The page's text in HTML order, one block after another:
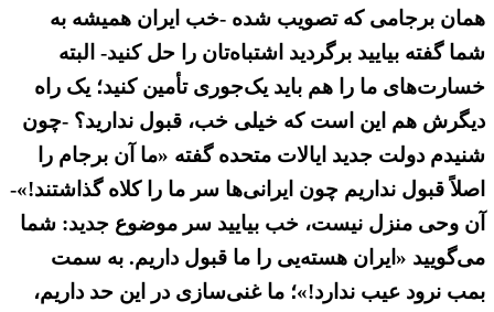
همان برجامی که تصویب شده -خب ایران همیشه به
شما گفته بیایید برگردید اشتباه‌تان را حل کنید- البته
خسارت‌های ما را هم باید یک‌جوری تأمین کنید؛ یک راه
دیگرش هم این است که خیلی خب، قبول ندارید؟ -چون
شنیدم دولت جدید ایالات متحده گفته «ما آن برجام را
اصلاً قبول نداریم چون ایرانی‌ها سر ما را کلاه گذاشتند!»-
آن وحی منزل نیست، خب بیایید سر موضوع جدید: شما
می‌گویید «ایران هسته‌یی را ما قبول داریم. به سمت
بمب نرود عیب ندارد!»؛ ما غنی‌سازی در این حد داریم،